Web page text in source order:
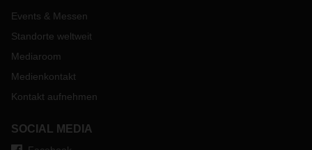
Events & Messen
Standorte weltweit
Mediaroom
Medienkontakt
Kontakt aufnehmen
SOCIAL MEDIA